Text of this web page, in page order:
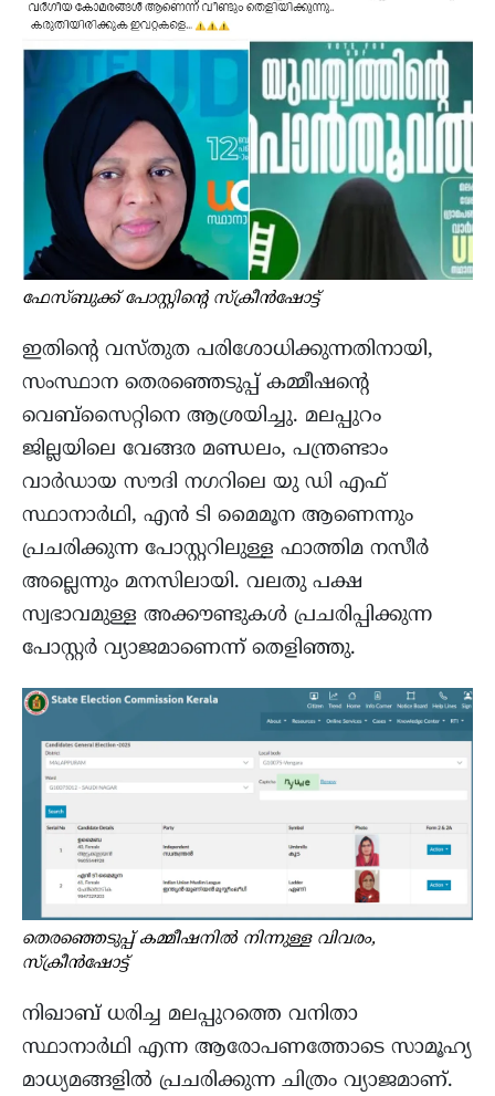
ഫേസ്ബുക്ക് പോസ്റ്റിന്റെ സ്ക്രീൻഷോട്ട്
ഇതിന്റെ വസ്തുത പരിശോധിക്കുന്നതിനായി,
സംസ്ഥാന തെരഞ്ഞെടുപ്പ് കമ്മീഷന്റെ
വെബ്‌സൈറ്റിനെ ആശ്രയിച്ചു. മലപ്പുറം
ജില്ലയിലെ വേങ്ങര മണ്ഡലം, പന്ത്രണ്ടാം
വാർഡായ സൗദി നഗറിലെ യു ഡി എഫ്
സ്ഥാനാർഥി, എൻ ടി മൈമൂന ആണെന്നും
പ്രചരിക്കുന്ന പോസ്റ്ററിലുള്ള ഫാത്തിമ നസീർ
അല്ലെന്നും മനസിലായി. വലതു പക്ഷ
സ്വഭാവമുള്ള അക്കൗണ്ടുകൾ പ്രചരിപ്പിക്കുന്ന
പോസ്റ്റർ വ്യാജമാണെന്ന് തെളിഞ്ഞു.
തെരഞ്ഞെടുപ്പ് കമ്മീഷനിൽ നിന്നുള്ള വിവരം,
സ്ക്രീൻഷോട്ട്
നിഖാബ് ധരിച്ച മലപ്പുറത്തെ വനിതാ
സ്ഥാനാർഥി എന്ന ആരോപണത്തോടെ സാമൂഹ്യ
മാധ്യമങ്ങളിൽ പ്രചരിക്കുന്ന ചിത്രം വ്യാജമാണ്.